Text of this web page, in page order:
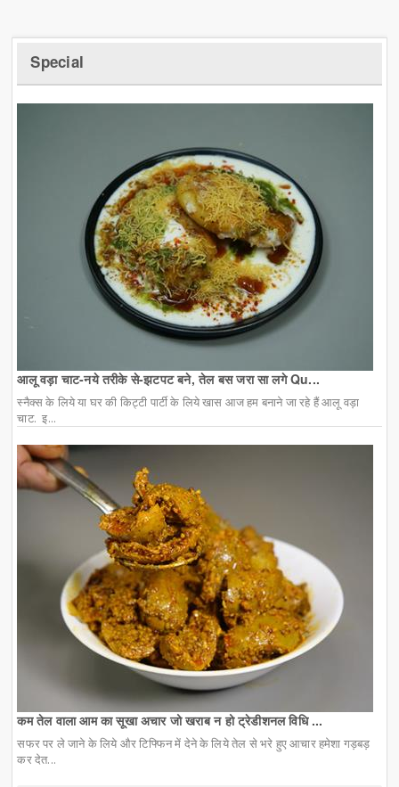
Special
आलू वड़ा चाट-नये तरीके से-झटपट बने, तेल बस जरा सा लगे Qu...
स्नैक्स के लिये या घर की किट्टी पार्टी के लिये खास आज हम बनाने जा रहे हैं आलू वड़ा
चाट. इ...
कम तेल वाला आम का सूखा अचार जो खराब न हो ट्रेडीशनल विधि ...
सफर पर ले जाने के लिये और टिफ्फिन में देने के लिये तेल से भरे हुए आचार हमेशा गड़बड़
कर देत...